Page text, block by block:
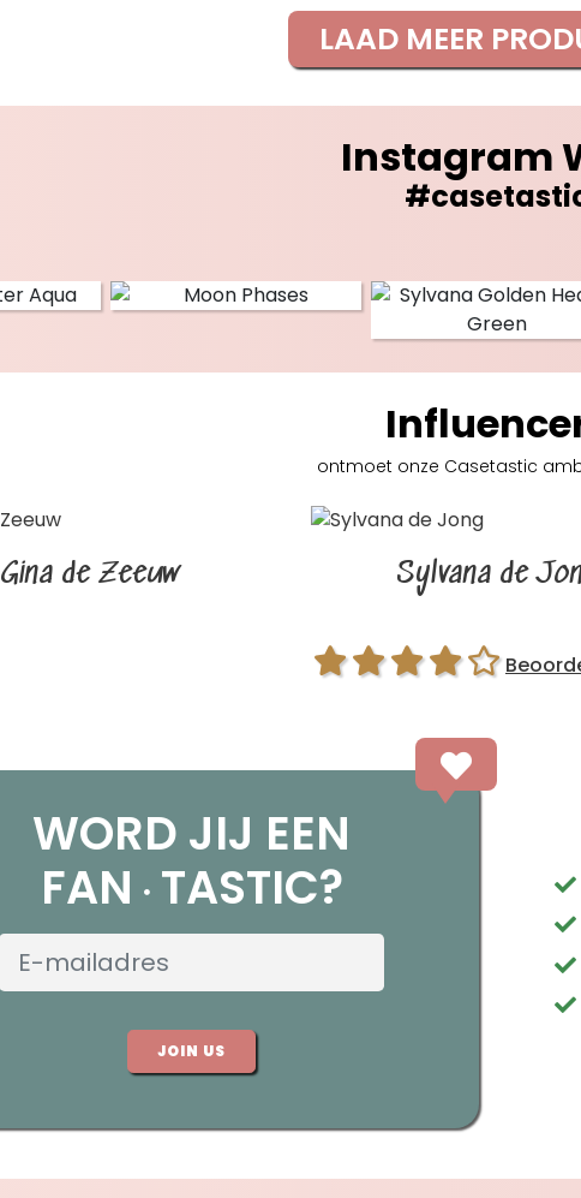
LAAD MEER
Instagram
ontmoet onze Casetastic
Gina de Zeeuw Sylvana de
WORD JIJ EEN
FAN TASTIC?
JOIN US